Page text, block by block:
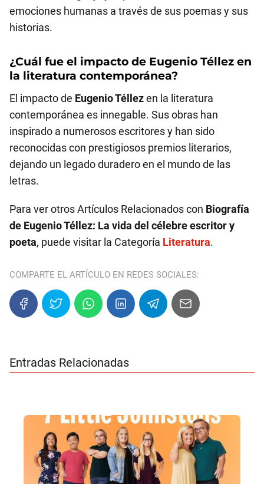
emociones humanas a través de sus poemas y sus
historias.
¿Cuál fue el impacto de Eugenio Téllez en
la literatura contemporánea?
El impacto de Eugenio Téllezen la literatura
contemporánea es innegable. Sus obras han
inspirado a numerosos escritores y han sido
reconocidas con prestigiosos premios literarios,
dejando un legado duradero en el mundo de las
letras.
Para ver otros Artículos Relacionados con Biografía
de Eugenio Téllez: La vida del célebre escritor y
poeta, puede visitar la Categoría Literatura.
COMPARTE EL ARTÍCULO EN REDES SOCIALES:
Entradas Relacionadas